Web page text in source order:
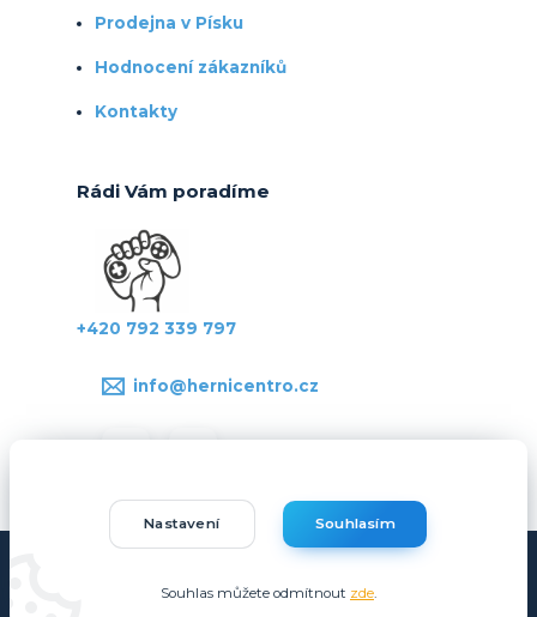
Prodejna v Písku
Hodnocení zákazníků
Kontakty
Rádi Vám poradíme
+420 792 339 797
info@hernicentro.cz
Eshop-rychle.cz
Nastavení Souhlasím
Souhlas můžete odmítnout zde.